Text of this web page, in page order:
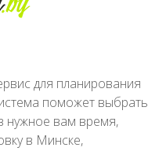
для планирования
поможет выбрать
нужное вам время,
в Минске,